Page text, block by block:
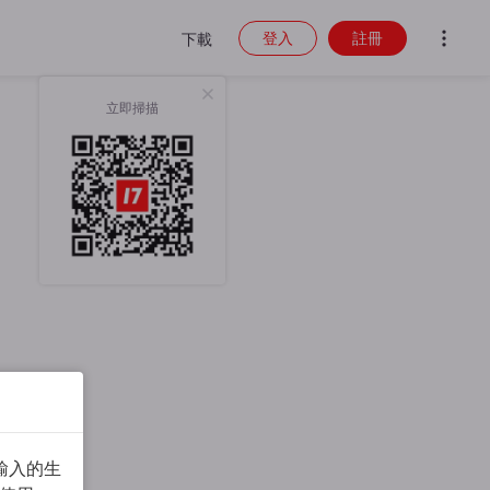
下載
立即掃描
登入 註冊
入的生